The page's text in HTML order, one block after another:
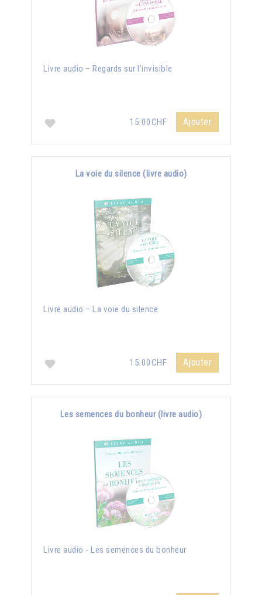
Livre audio – Regards sur l’invisible
15.00CHF Ajouter
La voie du silence (livre audio)
Livre audio – La voie du silence
15.00CHF Ajouter
Les semences du bonheur (livre audio)
Livre audio - Les semences du bonheur